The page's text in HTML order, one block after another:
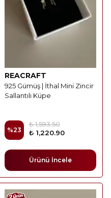
REACRAFT
925 Gümüş | İthal Mini Zincir
Sallantılı Küpe
%23
₺ 1,593.50
₺ 1,220.90
Ürünü İncele